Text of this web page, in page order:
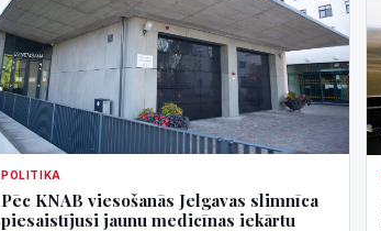
POLITIKA
Pēc KNAB viesošanās Jelgavas slimnīca
piesaistījusi jaunu medicīnas iekārtu